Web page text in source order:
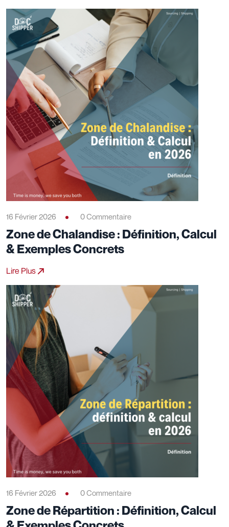
16 Février 2026 0 Commentaire
Zone de Chalandise : Définition, Calcul
& Exemples Concrets
Lire Plus
16 Février 2026 0 Commentaire
Zone de Répartition : Définition, Calcul